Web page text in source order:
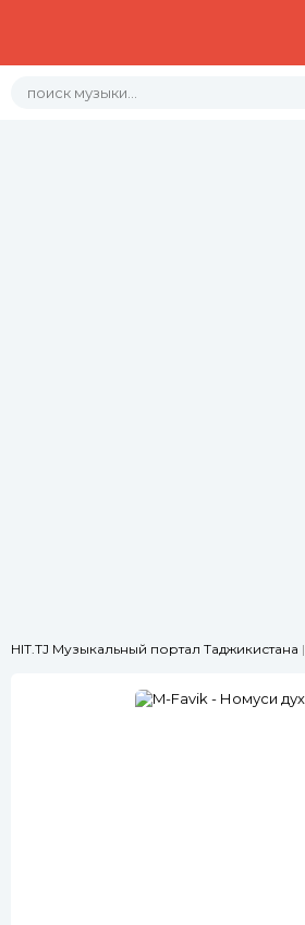
HIT.TJ Музыкальный портал Таджикистана |